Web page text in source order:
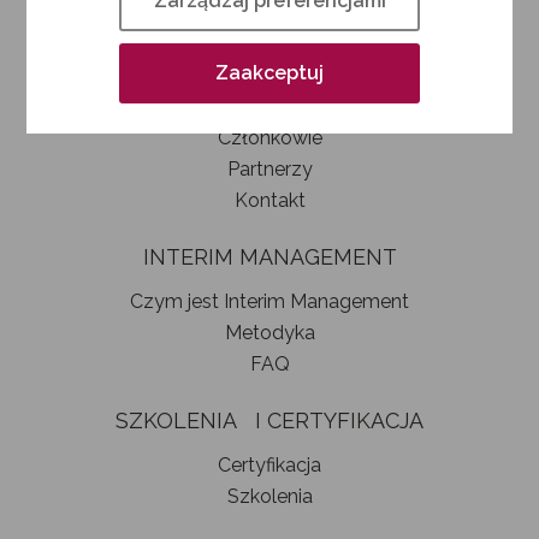
Kim jesteśmy
Jak zostać członkiem SIM
Statut stowarzyszenia
Władze
Członkowie
Partnerzy
Kontakt
INTERIM MANAGEMENT
Czym jest Interim Management
Metodyka
FAQ
SZKOLENIA I CERTYFIKACJA
Certyfikacja
Szkolenia
Zaakceptuj